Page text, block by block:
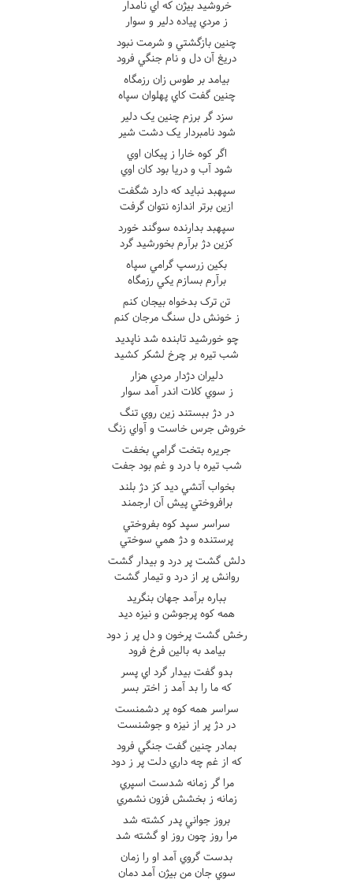
خروشيد بيژن که اي نامدار
ز مردي پياده دلير و سوار
چنين بازگشتي و شرمت نبود
دريغ آن دل و نام جنگي فرود
بيامد بر طوس زان رزمگاه
چنين گفت کاي پهلوان سپاه
سزد گر برزم چنين يک دلير
شود نامبردار يک دشت شير
اگر کوه خارا ز پيکان اوي
شود آب و دريا بود کان اوي
سپهبد نبايد که دارد شگفت
ازين برتر اندازه نتوان گرفت
سپهبد بدارنده سوگند خورد
کزين دژ برآرم بخورشيد گرد
بکين زرسپ گرامي سپاه
برآرم بسازم يکي رزمگاه
تن ترک بدخواه بيجان کنم
ز خونش دل سنگ مرجان کنم
چو خورشيد تابنده شد ناپديد
شب تيره بر چرخ لشکر کشيد
دليران دژدار مردي هزار
ز سوي کلات اندر آمد سوار
در دژ ببستند زين روي تنگ
خروش جرس خاست و آواي زنگ
جريره بتخت گرامي بخفت
شب تيره با درد و غم بود جفت
بخواب آتشي ديد کز دژ بلند
برافروختي پيش آن ارجمند
سراسر سپد کوه بفروختي
پرستنده و دژ همي سوختي
دلش گشت پر درد و بيدار گشت
روانش پر از درد و تيمار گشت
بباره برآمد جهان بنگريد
همه کوه پرجوشن و نيزه ديد
رخش گشت پرخون و دل پر ز دود
بيامد به بالين فرخ فرود
بدو گفت بيدار گرد اي پسر
که ما را بد آمد ز اختر بسر
سراسر همه کوه پر دشمنست
در دژ پر از نيزه و جوشنست
بمادر چنين گفت جنگي فرود
که از غم چه داري دلت پر ز دود
مرا گر زمانه شدست اسپري
زمانه ز بخشش فزون نشمري
بروز جواني پدر کشته شد
مرا روز چون روز او گشته شد
بدست گروي آمد او را زمان
سوي جان من بيژن آمد دمان